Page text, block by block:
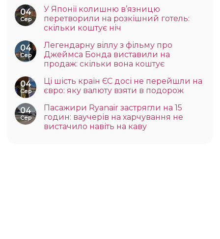
04
Сер
У Японії колишню в’язницю
перетворили на розкішний готель:
скільки коштує ніч
04
Сер
Легендарну віллу з фільму про
Джеймса Бонда виставили на
продаж: скільки вона коштує
04
Сер
Ці шість країн ЄС досі не перейшли на
євро: яку валюту взяти в подорож
04
Сер
Пасажири Ryanair застрягли на 15
годин: ваучерів на харчування не
вистачило навіть на каву